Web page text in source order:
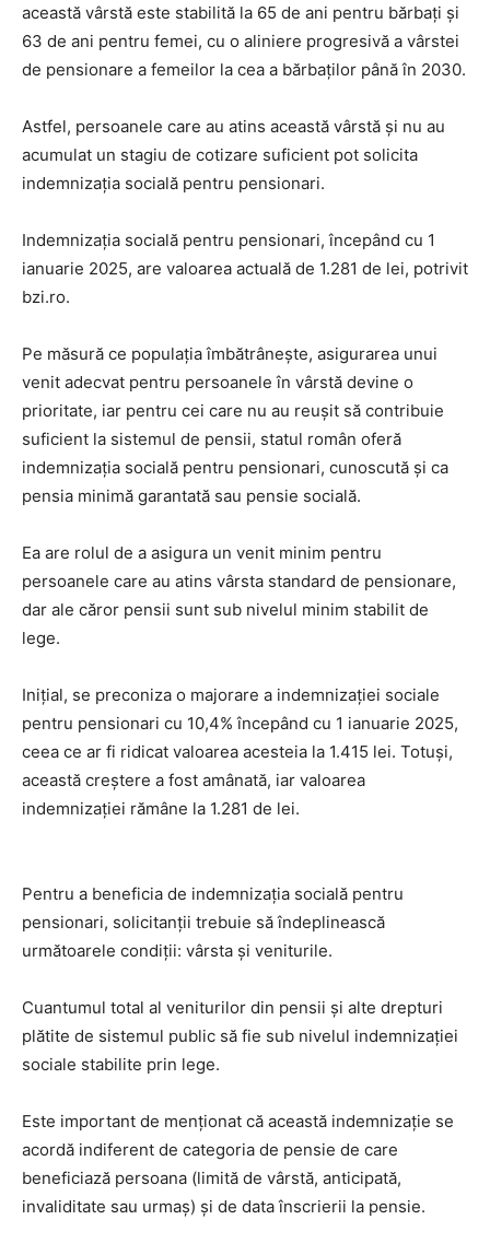
această vârstă este stabilită la 65 de ani pentru bărbați și
63 de ani pentru femei, cu o aliniere progresivă a vârstei
de pensionare a femeilor la cea a bărbaților până în 2030.
Astfel, persoanele care au atins această vârstă și nu au
acumulat un stagiu de cotizare suficient pot solicita
indemnizația socială pentru pensionari.
Indemnizația socială pentru pensionari, începând cu 1
ianuarie 2025, are valoarea actuală de 1.281 de lei, potrivit
bzi.ro.
Pe măsură ce populația îmbătrânește, asigurarea unui
venit adecvat pentru persoanele în vârstă devine o
prioritate, iar pentru cei care nu au reușit să contribuie
suficient la sistemul de pensii, statul român oferă
indemnizația socială pentru pensionari, cunoscută și ca
pensia minimă garantată sau pensie socială.
Ea are rolul de a asigura un venit minim pentru
persoanele care au atins vârsta standard de pensionare,
dar ale căror pensii sunt sub nivelul minim stabilit de
lege.
Inițial, se preconiza o majorare a indemnizației sociale
pentru pensionari cu 10,4% începând cu 1 ianuarie 2025,
ceea ce ar fi ridicat valoarea acesteia la 1.415 lei. Totuși,
această creștere a fost amânată, iar valoarea
indemnizației rămâne la 1.281 de lei.
Pentru a beneficia de indemnizația socială pentru
pensionari, solicitanții trebuie să îndeplinească
următoarele condiții: vârsta și veniturile.
Cuantumul total al veniturilor din pensii și alte drepturi
plătite de sistemul public să fie sub nivelul indemnizației
sociale stabilite prin lege.
Este important de menționat că această indemnizație se
acordă indiferent de categoria de pensie de care
beneficiază persoana (limită de vârstă, anticipată,
invaliditate sau urmaș) și de data înscrierii la pensie.